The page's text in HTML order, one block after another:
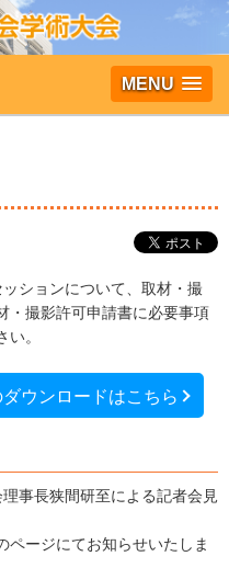
MENU
ションについて、取材・撮
・撮影許可申請書に必要事項
。
ウンロードはこちら
事長狭間研至による記者会見
ページにてお知らせいたしま